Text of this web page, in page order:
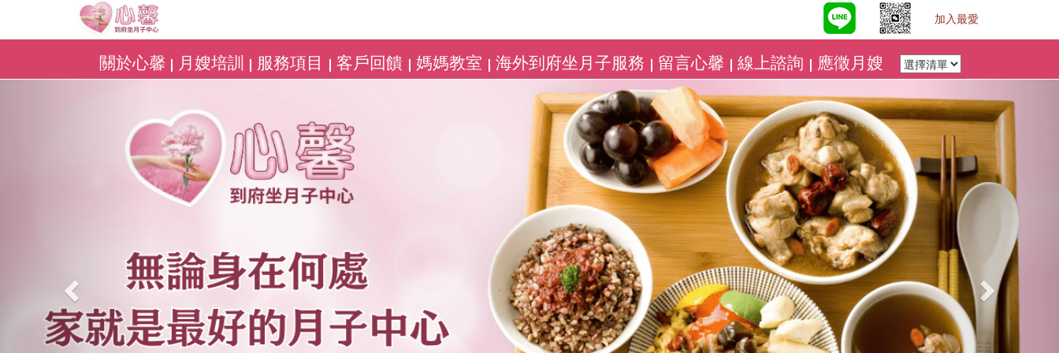
加入最愛
關於心馨 月嫂培訓 服務項目 客戶回饋 媽媽教室 海外到府坐月子服務 留言心馨 線上諮詢 應徵月嫂